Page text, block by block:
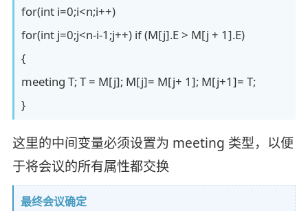
for(int i=0;i<n;i++)
for(int j=0;j<n-i-1;j++) if (M[j].E > M[j + 1].E)
{
meeting T; T = M[j]; M[j]= M[j+ 1]; M[j+1]= T;
}
这里的中间变量必须设置为 meeting 类型，以便
于将会议的所有属性都交换
最终会议确定